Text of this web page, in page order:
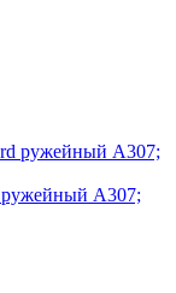
ружейный А307;